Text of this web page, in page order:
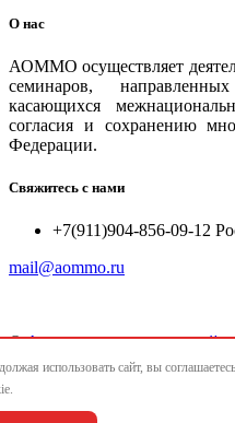
О нас
АОММО осуществляет
семинаров,
касающихся
согласия и сохранению
Федерации.
Свяжитесь с нами
+7(911)904-856-09-12
mail@aommo.ru
© Ассоциация организаций
проектов и достижению
mail@aommo.ru
использовать сайт, вы